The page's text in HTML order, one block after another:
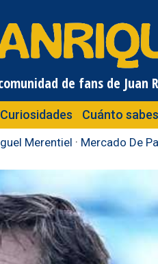
de fans de Juan
Curiosidades Cuánto
Merentiel · Mercado De